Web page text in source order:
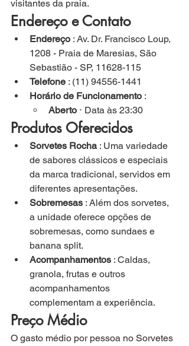
visitantes da praia.
Endereço e Contato
Endereço : Av. Dr. Francisco Loup,
1208 - Praia de Maresias, São
Sebastião - SP, 11628-115
Telefone : (11) 94556-1441
Horário de Funcionamento :
Aberto ⋅ Data às 23:30
Produtos Oferecidos
Sorvetes Rocha : Uma variedade
de sabores clássicos e especiais
da marca tradicional, servidos em
diferentes apresentações.
Sobremesas : Além dos sorvetes,
a unidade oferece opções de
sobremesas, como sundaes e
banana split.
Acompanhamentos : Caldas,
granola, frutas e outros
acompanhamentos
complementam a experiência.
Preço Médio
O gasto médio por pessoa no Sorvetes